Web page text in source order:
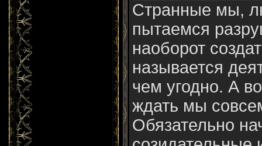
Странные мы,
пытаемся
наоборот
называется
чем угодно. А
ждать мы
Обязательно